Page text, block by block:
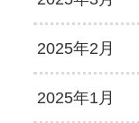
2025年2月
2025年1月